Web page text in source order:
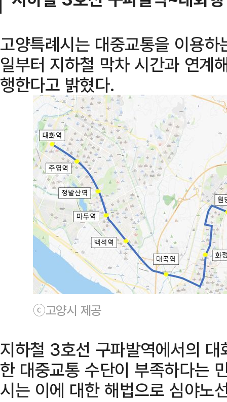
고양특례시는 대중교통을 이용
일부터 지하철 막차 시간과 연
행한다고 밝혔다.
ⓒ고양시 제공
지하철 3호선 구파발역에서의
한 대중교통 수단이 부족하다는
시는 이에 대한 해법으로 심야노